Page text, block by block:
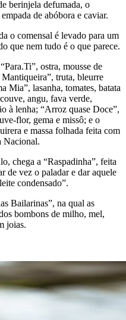
berinjela defumada, o
de abóbora e caviar.
o comensal é levado para um
que nem tudo é o que parece.
ostra, mousse de
truta, bleurre
Mia”, lasanha, tomates, batata
angu, fava verde,
à lenha; “Arroz quase Doce”,
flor, gema e missô; e o
e massa folhada feita com
Nacional.
chega a “Raspadinha”, feita
de vez o paladar e dar aquele
condensado”.
Bailarinas”, na qual as
bombons de milho, mel,
joias.